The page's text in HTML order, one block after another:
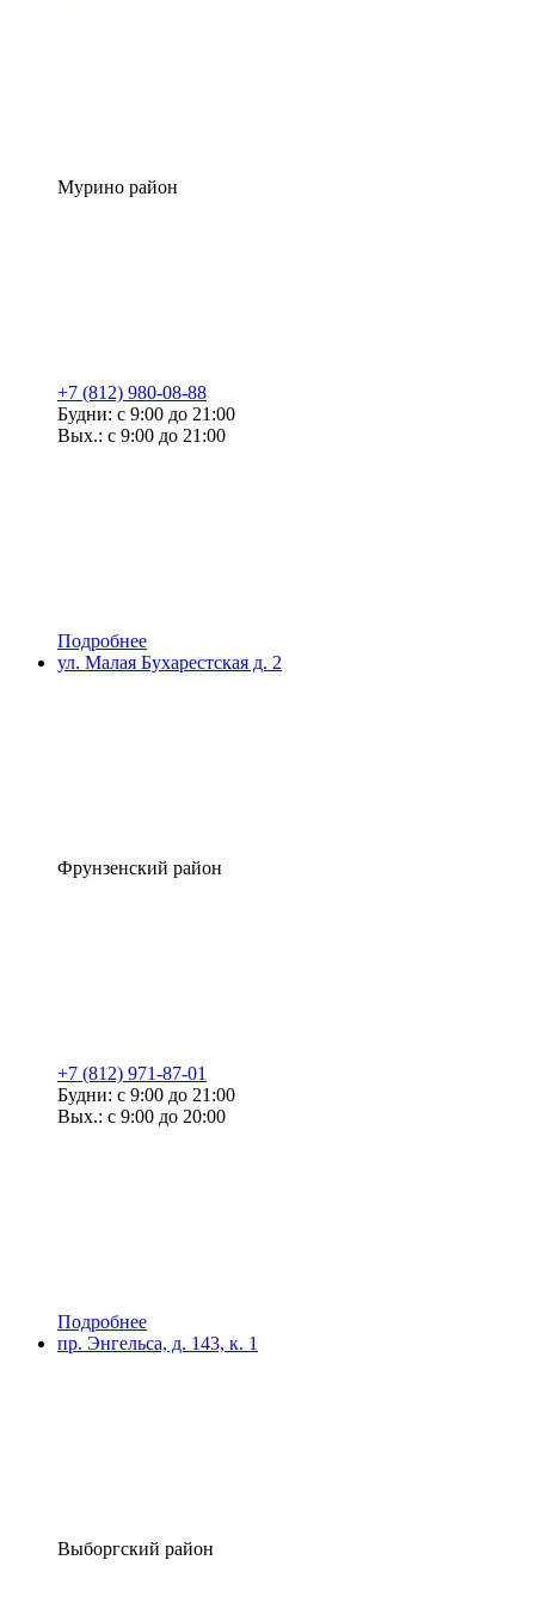
Мурино район
+7 (812) 980-08-88
Будни: с 9:00 до 21:00
Вых.: с 9:00 до 21:00
Подробнее
ул. Малая Бухарестская д. 2
Фрунзенский район
+7 (812) 971-87-01
Будни: с 9:00 до 21:00
Вых.: с 9:00 до 20:00
Подробнее
пр. Энгельса, д. 143, к. 1
Выборгский район